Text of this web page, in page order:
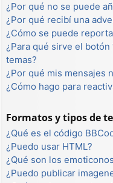
¿Por qué no se puede
¿Por qué recibí una
¿Cómo se puede
¿Para qué sirve el botón
temas?
¿Por qué mis mensajes
¿Cómo hago para
Formatos y tipos de
¿Qué es el código
¿Puedo usar HTML?
¿Qué son los
¿Puedo publicar